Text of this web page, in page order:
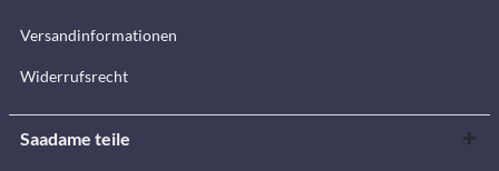
Versandinformationen
Widerrufsrecht
Saadame teile